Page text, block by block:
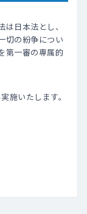
日本法とし、
切の紛争につい
第一審の専属的
施いたします。